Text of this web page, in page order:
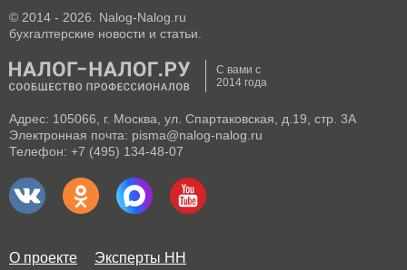
© 2014 - 2026. Nalog-Nalog.ru
бухгалтерские новости и статьи.
С вами с
2014 года
Адрес: 105066, г. Москва, ул. Спартаковская, д.19, стр. 3А
Электронная почта: pisma@nalog-nalog.ru
Телефон: +7 (495) 134-48-07
О проекте Эксперты НН